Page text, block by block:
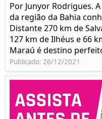
Por Junyor Rodrigues.
da região da Bahia
Distante 270 km de
127 km de Ilhéus e 66
Maraú é destino
Publicado: 26/12/2021